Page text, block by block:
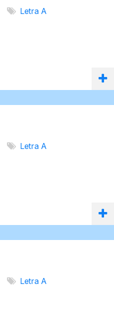
Letra A
Letra A
Letra A